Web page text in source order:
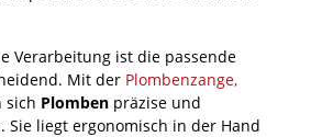
Verarbeitung ist die passende
Mit der Plombenzange,
sich Plomben präzise und
Sie liegt ergonomisch in der Hand